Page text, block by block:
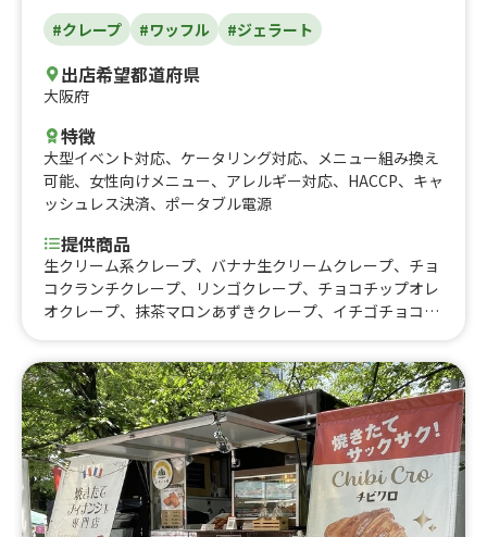
#クレープ #ワッフル #ジェラート
出店希望都道府県
大阪府
特徴
大型イベント対応、 ケータリング対応、 メニュー組み換え
可能、 女性向けメニュー、 アレルギー対応、 HACCP、 キャ
ッシュレス決済、 ポータブル電源
提供商品
生クリーム系クレープ、バナナ生クリームクレープ、チョ
コクランチクレープ、リンゴクレープ、チョコチップオレ
オクレープ、抹茶マロンあずきクレープ、イチゴチョコク
ス風クレープ、ソーセージツナ、ハムツナサラダ、ハムサ
ラダ、ツナサラダ、ホットクレープ、和風白玉あずきクレ
ープ、ジェラートアイスクリーム、フレーバーミルク、買
取用メニュー、アイスドリンク、アイスクリームトッピン
グ、コーンスープ、ドリンク、カキ氷